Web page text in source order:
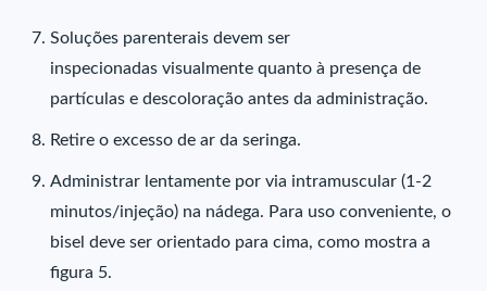
Soluções parenterais devem ser
inspecionadas visualmente quanto à presença de
partículas e descoloração antes da administração.
Retire o excesso de ar da seringa.
Administrar lentamente por via intramuscular (1-2
minutos/injeção) na nádega. Para uso conveniente, o
bisel deve ser orientado para cima, como mostra a
figura 5.